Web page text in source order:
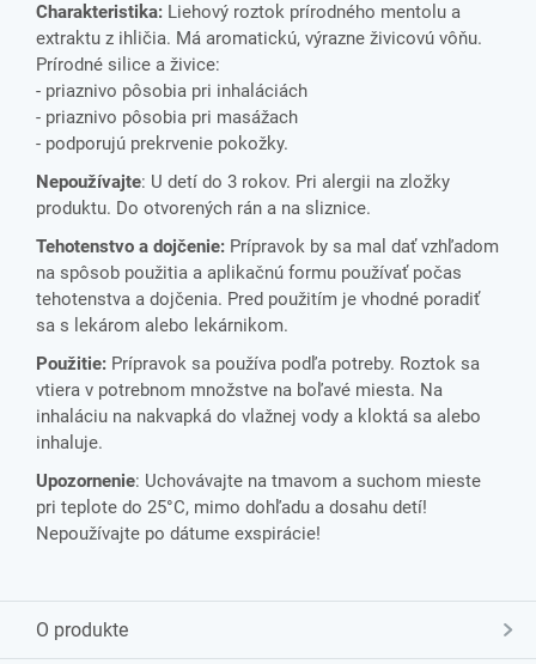
Charakteristika: Liehový roztok prírodného mentolu a
extraktu z ihličia. Má aromatickú, výrazne živicovú vôňu.
Prírodné silice a živice:
- priaznivo pôsobia pri inhaláciách
- priaznivo pôsobia pri masážach
- podporujú prekrvenie pokožky.
Nepoužívajte: U detí do 3 rokov. Pri alergii na zložky
produktu. Do otvorených rán a na sliznice.
Tehotenstvo a dojčenie: Prípravok by sa mal dať vzhľadom
na spôsob použitia a aplikačnú formu používať počas
tehotenstva a dojčenia. Pred použitím je vhodné poradiť
sa s lekárom alebo lekárnikom.
Použitie: Prípravok sa používa podľa potreby. Roztok sa
vtiera v potrebnom množstve na boľavé miesta. Na
inhaláciu na nakvapká do vlažnej vody a kloktá sa alebo
inhaluje.
Upozornenie: Uchovávajte na tmavom a suchom mieste
pri teplote do 25°C, mimo dohľadu a dosahu detí!
Nepoužívajte po dátume exspirácie!
O produkte